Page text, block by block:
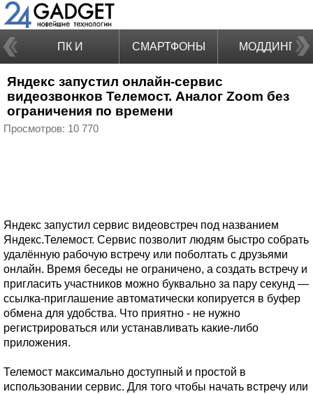
ПК И
НОУТБУКИ
СМАРТФОНЫ МОДДИНГ
Яндекс запустил онлайн-сервис
видеозвонков Телемост. Аналог Zoom без
ограничения по времени
Просмотров: 10 770
Яндекс запустил сервис видеовстреч под названием
Яндекс.Телемост. Сервис позволит людям быстро собрать
удалённую рабочую встречу или поболтать с друзьями
онлайн. Время беседы не ограничено, а создать встречу и
пригласить участников можно буквально за пару секунд —
ссылка-приглашение автоматически копируется в буфер
обмена для удобства. Что приятно - не нужно
регистрироваться или устанавливать какие-либо
приложения.
Телемост максимально доступный и простой в
использовании сервис. Для того чтобы начать встречу или